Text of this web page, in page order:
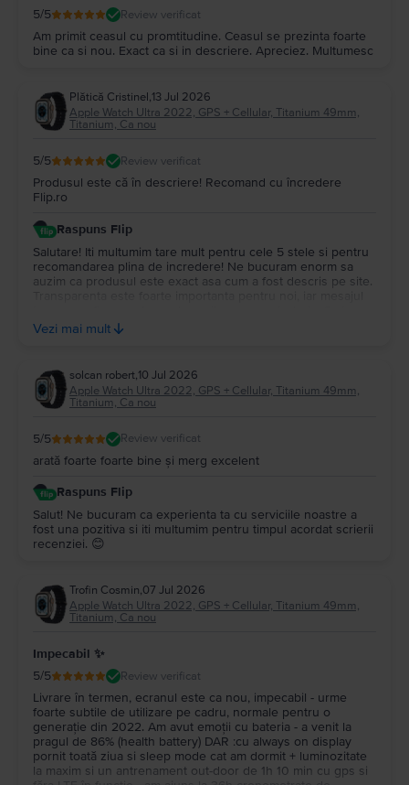
5/5 Review verificat
Am primit ceasul cu promtitudine. Ceasul se prezinta foarte
bine ca si nou. Exact ca si in descriere. Apreciez. Multumesc
Plătică Cristinel,13 Jul 2026
Apple Watch Ultra 2022, GPS + Cellular, Titanium 49mm,
Titanium, Ca nou
5/5 Review verificat
Produsul este că în descriere! Recomand cu încredere
Flip.ro
Raspuns Flip
Salutare! Iti multumim tare mult pentru cele 5 stele si pentru
recomandarea plina de incredere! Ne bucuram enorm sa
auzim ca produsul este exact asa cum a fost descris pe site.
bucuri din plin de noul device si te mai asteptam cu mare
Vezi mai mult
solcan robert,10 Jul 2026
Apple Watch Ultra 2022, GPS + Cellular, Titanium 49mm,
Titanium, Ca nou
5/5 Review verificat
arată foarte foarte bine și merg excelent
Raspuns Flip
Salut! Ne bucuram ca experienta ta cu serviciile noastre a
fost una pozitiva si iti multumim pentru timpul acordat scrierii
recenziei. 😊
Trofin Cosmin,07 Jul 2026
Apple Watch Ultra 2022, GPS + Cellular, Titanium 49mm,
Titanium, Ca nou
Impecabil ✨
5/5 Review verificat
Livrare în termen, ecranul este ca nou, impecabil - urme
foarte subtile de utilizare pe cadru, normale pentru o
generație din 2022. Am avut emoții cu bateria - a venit la
pragul de 86% (health battery) DAR :cu always on display
pornit toată ziua si sleep mode cat am dormit + luminozitate
la maxim si un antrenament out-door de 1h 10 min cu gps si